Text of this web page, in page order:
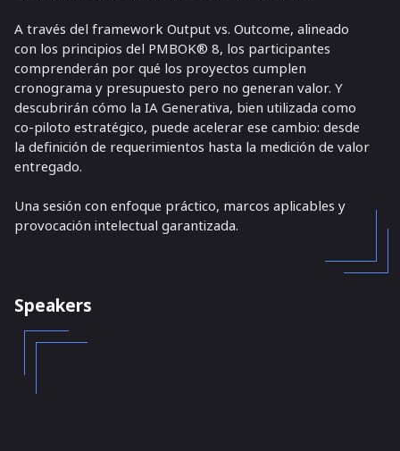
A través del framework Output vs. Outcome, alineado
con los principios del PMBOK® 8, los participantes
comprenderán por qué los proyectos cumplen
cronograma y presupuesto pero no generan valor. Y
descubrirán cómo la IA Generativa, bien utilizada como
co-piloto estratégico, puede acelerar ese cambio: desde
la definición de requerimientos hasta la medición de valor
entregado.
Una sesión con enfoque práctico, marcos aplicables y
provocación intelectual garantizada.
Speakers